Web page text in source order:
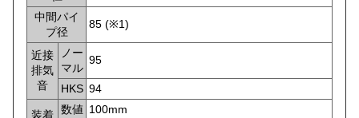
中間パイ
プ径
85 (※1)
近接
排気
音
ノー
マル
95
HKS 94
装着 数値 100mm